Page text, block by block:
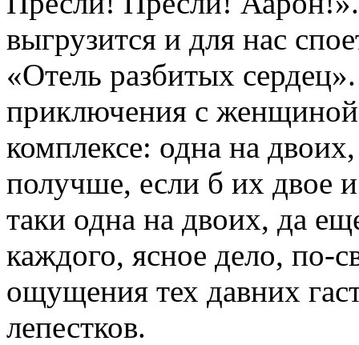
выгрузится и для нас
«Отель разбитых
приключения с
комплексе: одна на
получше, если б их двое
таки одна на двоих, да
каждого, ясное дело, по-
ощущения тех давних
лепестков.